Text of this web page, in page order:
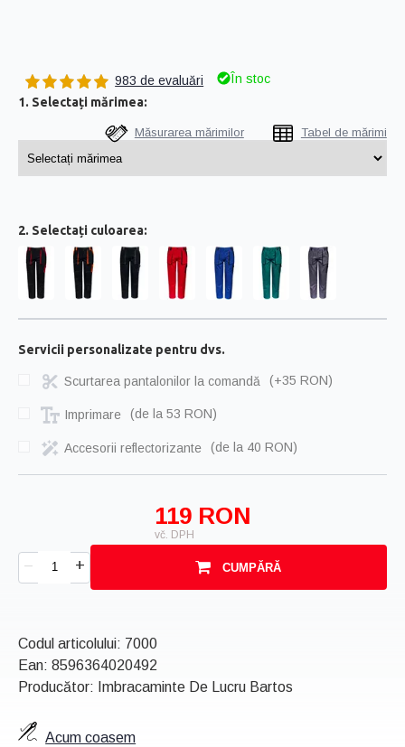
983 de evaluări
În stoc
1. Selectați mărimea:
Măsurarea mărimilor Tabel de mărimi
2. Selectați culoarea:
Servicii personalizate pentru dvs.
Scurtarea pantalonilor la comandă (+35 RON)
Imprimare (de la 53 RON)
Accesorii reflectorizante (de la 40 RON)
119 RON
vč. DPH
– + CUMPĂRĂ
Codul articolului: 7000
Ean:8596364020492
Producător: Imbracaminte De Lucru Bartos
Acum coasem